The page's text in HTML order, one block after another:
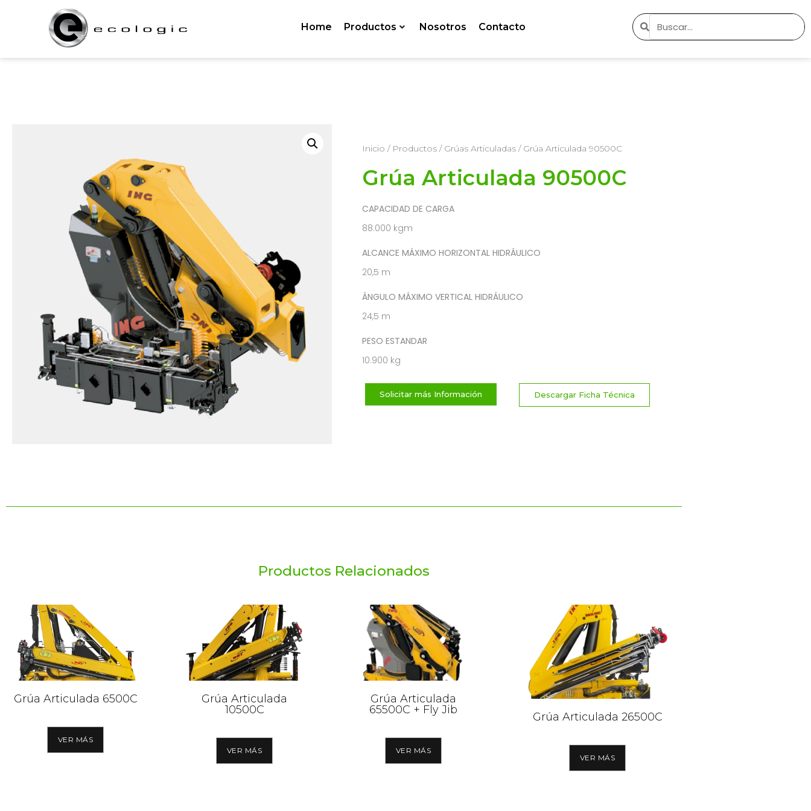
Home Productos Nosotros Contacto
Inicio / Productos / Grúas Articuladas / Grúa Articulada 90500C
Grúa Articulada 90500C
CAPACIDAD DE CARGA
88.000 kgm
ALCANCE MÁXIMO HORIZONTAL HIDRÁULICO
20,5 m
ÁNGULO MÁXIMO VERTICAL HIDRÁULICO
24,5 m
PESO ESTANDAR
10.900 kg
Solicitar más Información Descargar Ficha Técnica
Productos Relacionados
Grúa Articulada 6500C
VER MÁS
Grúa Articulada
10500C
VER MÁS
Grúa Articulada
65500C + Fly Jib
VER MÁS
Grúa Articulada 26500C
VER MÁS